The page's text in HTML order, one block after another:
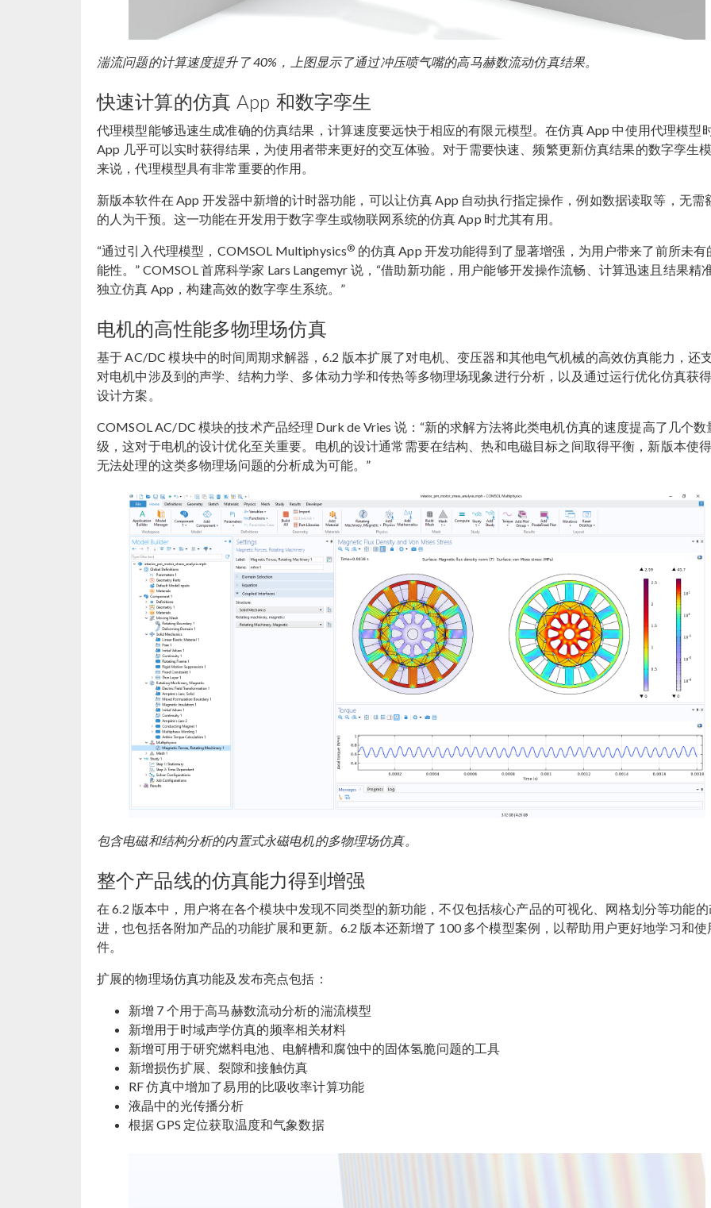
湍流问题的计算速度提升了 40%，上图显示了通过冲压喷气嘴的高马赫数流动仿真结果。
快速计算的仿真 App 和数字孪生
代理模型能够迅速生成准确的仿真结果，计算速度要远快于相应的有限元模型。在仿真 App 中使用代理模型
App 几乎可以实时获得结果，为使用者带来更好的交互体验。对于需要快速、频繁更新仿真结果的数字孪生
来说，代理模型具有非常重要的作用。
新版本软件在 App 开发器中新增的计时器功能，可以让仿真 App 自动执行指定操作，例如数据读取等，无需
的人为干预。这一功能在开发用于数字孪生或物联网系统的仿真 App 时尤其有用。
“通过引入代理模型，COMSOL Multiphysics® 的仿真 App 开发功能得到了显著增强，为用户带来了前所未有
能性。” COMSOL 首席科学家 Lars Langemyr 说，“借助新功能，用户能够开发操作流畅、计算迅速且结果精
独立仿真 App，构建高效的数字孪生系统。”
电机的高性能多物理场仿真
基于 AC/DC 模块中的时间周期求解器，6.2 版本扩展了对电机、变压器和其他电气机械的高效仿真能力，还
对电机中涉及到的声学、结构力学、多体动力学和传热等多物理场现象进行分析，以及通过运行优化仿真获
设计方案。
COMSOL AC/DC 模块的技术产品经理 Durk de Vries 说：“新的求解方法将此类电机仿真的速度提高了几个数
级，这对于电机的设计优化至关重要。电机的设计通常需要在结构、热和电磁目标之间取得平衡，新版本使
无法处理的这类多物理场问题的分析成为可能。”
包含电磁和结构分析的内置式永磁电机的多物理场仿真。
整个产品线的仿真能力得到增强
在 6.2 版本中，用户将在各个模块中发现不同类型的新功能，不仅包括核心产品的可视化、网格划分等功能的
进，也包括各附加产品的功能扩展和更新。6.2 版本还新增了 100 多个模型案例，以帮助用户更好地学习和使
件。
扩展的物理场仿真功能及发布亮点包括：
新增 7 个用于高马赫数流动分析的湍流模型
新增用于时域声学仿真的频率相关材料
新增可用于研究燃料电池、电解槽和腐蚀中的固体氢脆问题的工具
新增损伤扩展、裂隙和接触仿真
RF 仿真中增加了易用的比吸收率计算功能
液晶中的光传播分析
根据 GPS 定位获取温度和气象数据